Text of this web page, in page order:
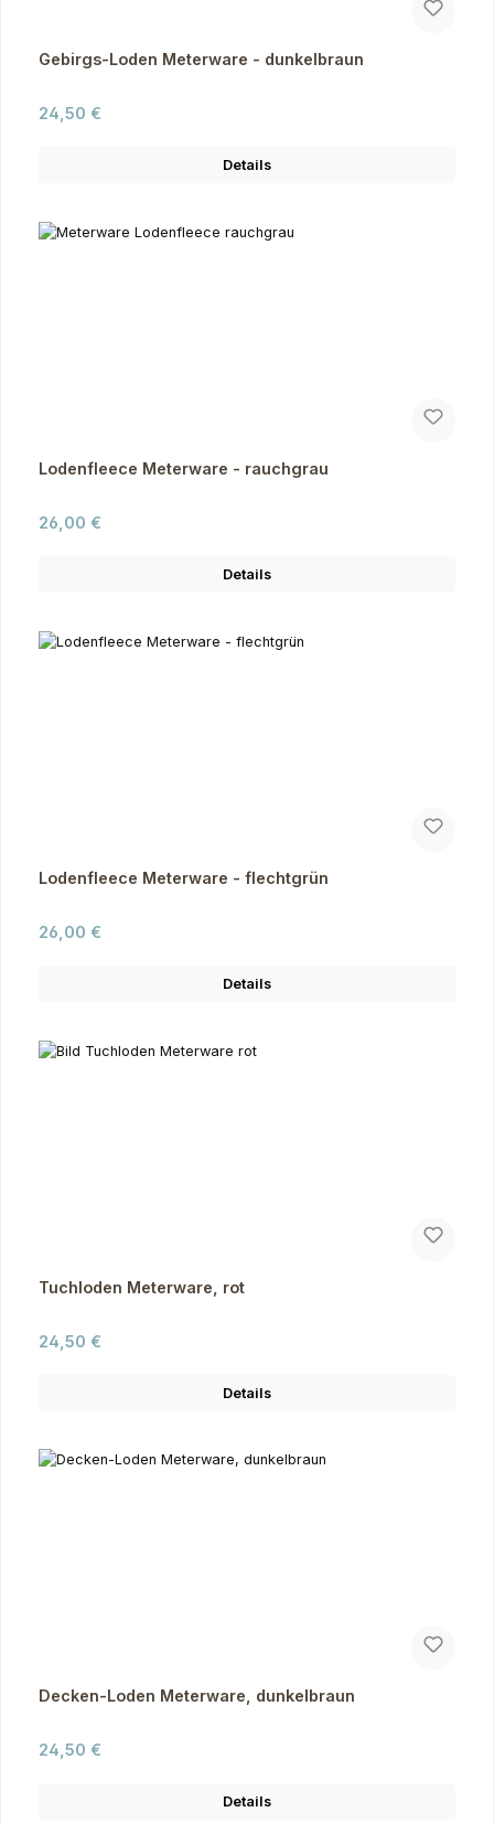
Gebirgs-Loden Meterware - dunkelbraun
Regulärer Preis:
24,50 €
Details
Lodenfleece Meterware - rauchgrau
Regulärer Preis:
26,00 €
Details
Lodenfleece Meterware - flechtgrün
Regulärer Preis:
26,00 €
Details
Tuchloden Meterware, rot
Regulärer Preis:
24,50 €
Details
Decken-Loden Meterware, dunkelbraun
Regulärer Preis:
24,50 €
Details